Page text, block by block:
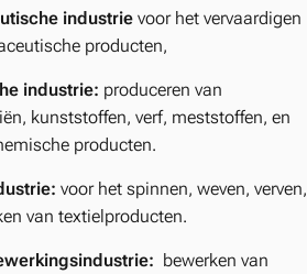
industrie voor het vervaardigen
producten,
industrie: produceren van
kunststoffen, verf, meststoffen, en
producten.
voor het spinnen, weven, verven,
van textielproducten.
bewerken van